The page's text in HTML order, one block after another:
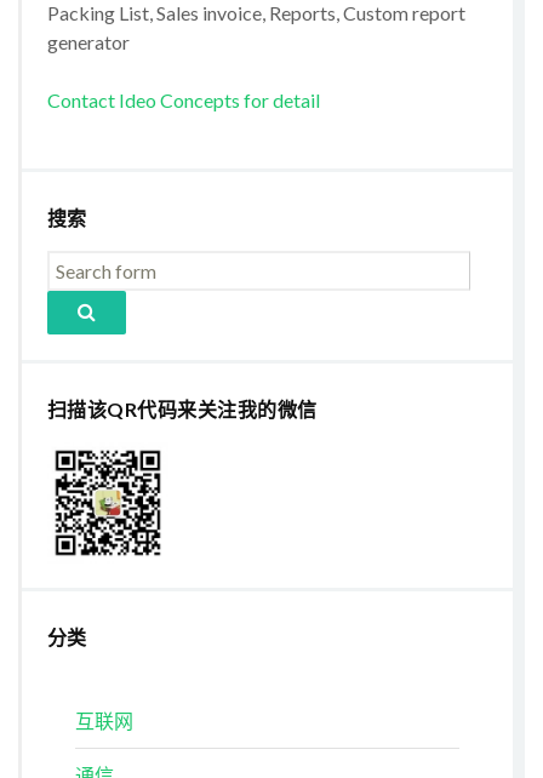
Packing List, Sales invoice, Reports, Custom report
generator
Contact Ideo Concepts for detail
搜索
扫描该QR代码来关注我的微信
分类
互联网